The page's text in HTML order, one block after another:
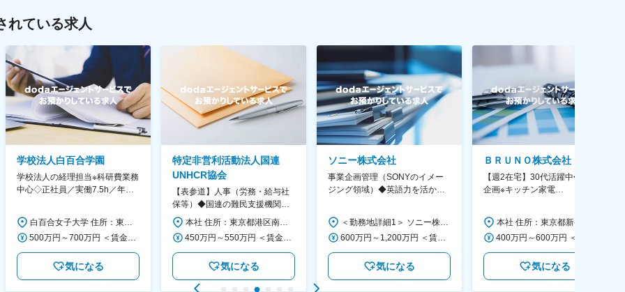
れている求人
学校法人白百合学園
学校法人の経理担当※科研費業務
中心◇正社員／実働7.5h／年休
大学
白百合女子大学 住所：東京都調布市緑ヶ丘1-25 勤務地最寄駅：京王線／仙川駅 受動喫煙対策：屋内全面禁煙 変更の範囲：会社の定める事業所
500万円～700万円 ＜賃金形態＞ 月給制 ＜賃金内訳＞ 月額（基本給）：280,000円～430,000円 ＜月給＞ 280,000円～430,000円 ＜昇給有無＞ 有 ＜残業手当＞ 有 ＜給与補足＞ ※年齢・過去の経験に基づき、本学規定に合わせ決定 【残業手当】有 /残業時間に応じて全額支給（※想定年収に含む） 【各種手当】扶養手当/住宅手当/通勤手当 等 【賞与】年2回（6月、12月） 【昇給】年1回（4月） 賃金はあくまでも目安の金額であり、選考を通じて上下する可能性があります。 月給(月額)は固定手当を含めた表記です。
気になる
特定非営利活動法人国連
UNHCR協会
【表参道】人事（労務・給与社
保等）◆国連の難民支援機関の
活動を支える日本公式支援窓口
◆正職員登用前提
本社 住所：東京都港区南青山6-10-11 ウェスレーセンター3F 勤務地最寄駅：地下鉄各線／表参道駅 受動喫煙対策：屋内全面禁煙 変更の範囲：会社の定める事業所（リモートワーク含む）
450万円～550万円 ＜賃金形態＞ 月給制 ＜賃金内訳＞ 月額（基本給）：340,000円～420,000円 ＜月給＞ 340,000円～420,000円 ＜昇給有無＞ 有 ＜残業手当＞ 有 ＜給与補足＞ ※能力・経験によって決定します。 ■賞与あり（業績評価に応じて支給） 賃金はあくまでも目安の金額であり、選考を通じて上下する可能性があります。 月給(月額)は固定手当を含めた表記です。
気になる
ソニー株式会社
事業企画管理（SONYのイメー
ジング領域）◆英語力を活か
＜勤務地詳細1＞ ソニー株式会社 住所：神奈川県横浜市西区みなとみらい5-1-1 受動喫煙対策：屋内全面禁煙 ＜勤務地詳細2＞ ソニーシティ大崎 住所：東京都品川区大崎2-10-1 勤務地最寄駅：JR線／大崎駅 受動喫煙対策：屋内全面禁煙 変更の範囲：会社の定める事業所（リモートワーク含む）
600万円～1,200万円 ＜賃金形態＞ 月給制 ＜賃金内訳＞ 月額（基本給）：350,000円～500,000円 ＜月給＞ 350,000円～500,000円 ＜昇給有無＞ 有 ＜残業手当＞ 有 ＜給与補足＞ ※年収は経験や能力を考慮の上、当社規定により決定します。 賃金はあくまでも目安の金額であり、選考を通じて上下する可能性があります。 月給(月額)は固定手当を含めた表記です。
気になる
ＢＲＵＮＯ株式会社
【週2在宅】30代活躍中◆商品
企画※キッチン家電
画～調達／働き方◎
気になる